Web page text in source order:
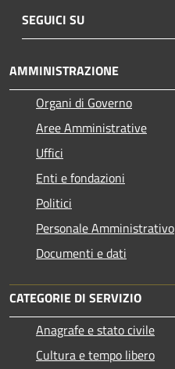
SEGUICI SU
AMMINISTRAZIONE
Organi di Governo
Aree Amministrative
Uffici
Enti e fondazioni
Politici
Personale Amministrativo
Documenti e dati
CATEGORIE DI SERVIZIO
Anagrafe e stato civile
Cultura e tempo libero